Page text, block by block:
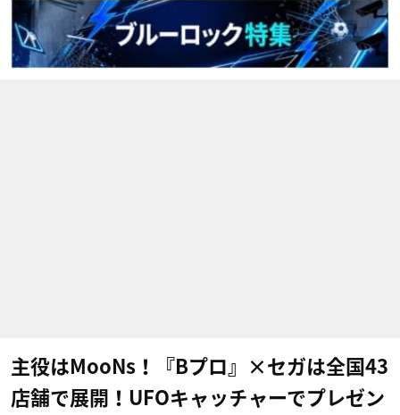
主役はMooNs！『Bプロ』×セガは全国43
店舗で展開！UFOキャッチャーでプレゼン